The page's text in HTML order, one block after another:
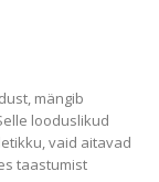
mängib
looduslikud
vaid aitavad
taastumist